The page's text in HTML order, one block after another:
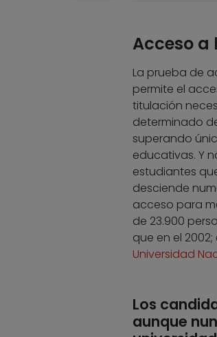
Acceso a
La prueba de
permite el
titulación
determinado
superando
educativas. Y
estudiantes
desciende
acceso para
de 23.900
que en el
Universidad
Los
aunque